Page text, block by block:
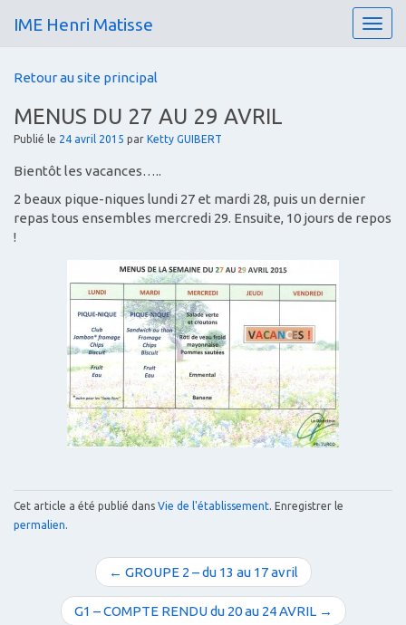
T
o
g
IME Henri Matisse
Retour au site principal
MENUS DU 27 AU 29 AVRIL
Publié le 24 avril 2015 par Ketty GUIBERT
Bientôt les vacances…..
2 beaux pique-niques lundi 27 et mardi 28, puis un dernier
repas tous ensembles mercredi 29. Ensuite, 10 jours de repos
!
Cet article a été publié dans Vie de l'établissement . Enregistrer le
permalien
← GROUPE 2 – du 13 au 17 avril
G1 – COMPTE RENDU du 20 au 24 AVRIL →